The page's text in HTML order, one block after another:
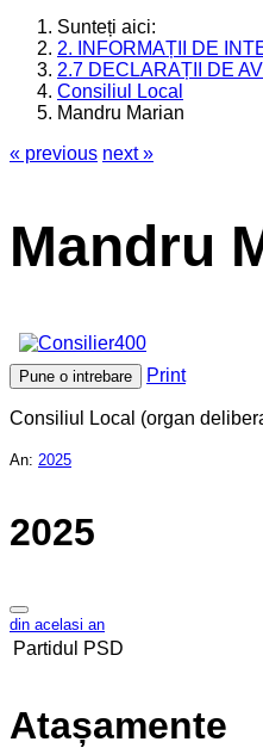
Sunteți aici:
2. INFORMAȚII DE
2.7 DECLARAȚII DE
Consiliul Local
Mandru Marian
« previous next »
Mandru
Pune o intrebare Print
Consiliul Local (organ
An: 2025
2025
din acelasi an
Partidul PSD
Atașamente